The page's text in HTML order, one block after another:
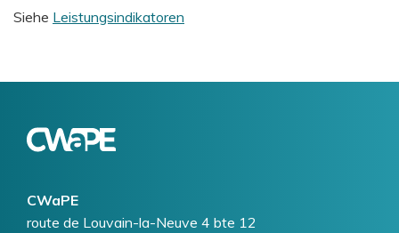
Siehe Leistungsindikatoren
CWaPE
Addresse
route de Louvain-la-Neuve 4 bte 12